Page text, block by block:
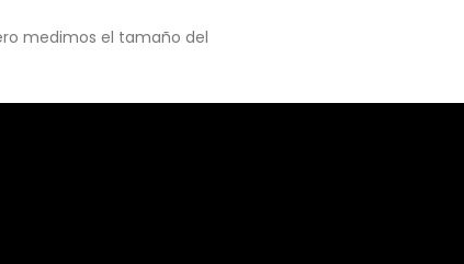
medimos el tamaño del